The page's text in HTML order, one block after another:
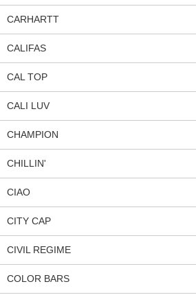
CARHARTT
CALIFAS
CAL TOP
CALI LUV
CHAMPION
CHILLIN'
CIAO
CITY CAP
CIVIL REGIME
COLOR BARS